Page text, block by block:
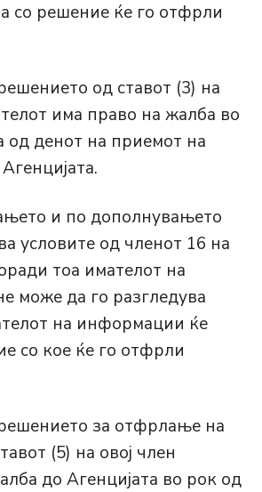
со решение ќе го отфрли
од ставот (3) на
има право на жалба во
од денот на приемот на
и по дополнувањето
условите од членот 16 на
тоа имателот на
може да го разгледува
на информации ќе
со кое ќе го отфрли
за отфрлање на
(5) на овој член
до Агенцијата во рок од